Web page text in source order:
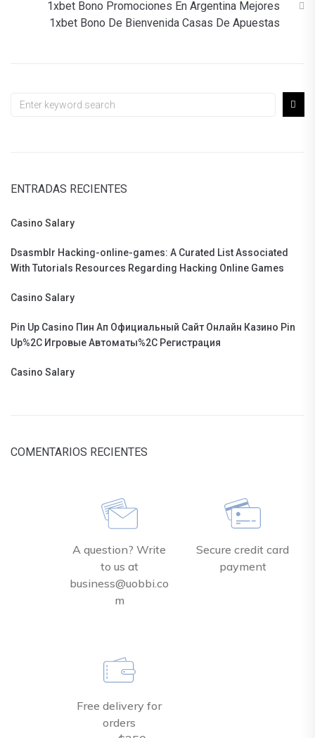
1xbet Bono Promociones En Argentina Mejores
1xbet Bono De Bienvenida Casas De Apuestas
ENTRADAS RECIENTES
Casino Salary
Dsasmblr Hacking-online-games: A Curated List Associated
With Tutorials Resources Regarding Hacking Online Games
Casino Salary
Pin Up Casino Пин Ап Официальный Сайт Онлайн Казино Pin
Up%2C Игровые Автоматы%2C Регистрация
Casino Salary
COMENTARIOS RECIENTES
A question? Write
to us at
business@uobbi.co
m
Secure credit card
payment
Free delivery for
orders